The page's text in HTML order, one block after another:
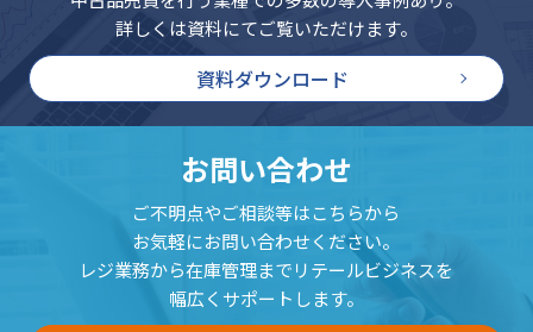
詳しくは資料にてご覧いただけます。
資料ダウンロード
お問い合わせ
ご不明点やご相談等はこちらから
お気軽にお問い合わせください。
レジ業務から在庫管理までリテールビジネスを
幅広くサポートします。